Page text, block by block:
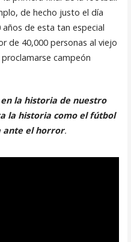
de hecho justo el día
de esta tan especial
de 40,000 personas al viejo
campeón
la historia de nuestro
la historia como el fútbol
ante el horror.